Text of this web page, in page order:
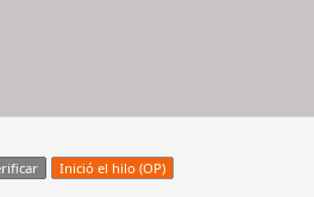
Inició el hilo (OP)